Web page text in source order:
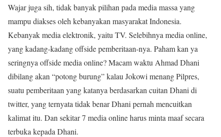
Wajar juga sih, tidak banyak pilihan pada media massa yang
mampu diakses oleh kebanyakan masyarakat Indonesia.
Kebanyak media elektronik, yaitu TV. Selebihnya media online,
yang kadang-kadang offside pemberitaan-nya. Paham kan ya
seringnya offside media online? Macam waktu Ahmad Dhani
dibilang akan “potong burung” kalau Jokowi menang Pilpres,
suatu pemberitaan yang katanya berdasarkan cuitan Dhani di
twitter, yang ternyata tidak benar Dhani pernah mencuitkan
kalimat itu. Dan sekitar 7 media online harus minta maaf secara
terbuka kepada Dhani.